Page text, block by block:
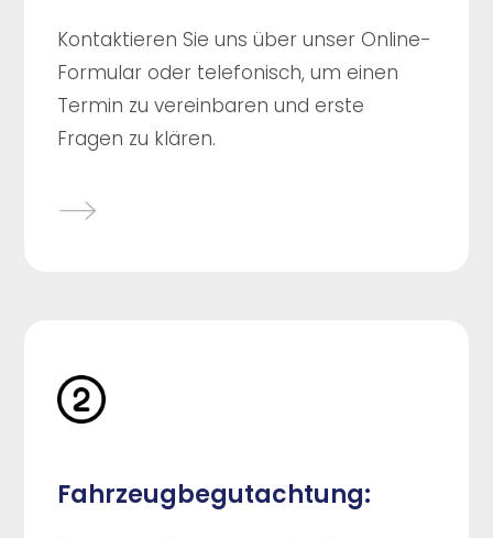
Kontaktieren Sie uns über unser Online-
Formular oder telefonisch, um einen
Termin zu vereinbaren und erste
Fragen zu klären.
Fahrzeugbegutachtung: